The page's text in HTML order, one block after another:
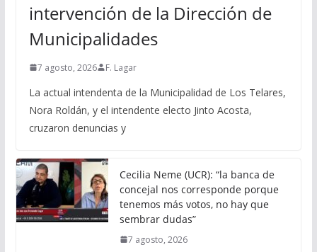
intervención de la Dirección de
Municipalidades
7 agosto, 2026 F. Lagar
La actual intendenta de la Municipalidad de Los Telares,
Nora Roldán, y el intendente electo Jinto Acosta,
cruzaron denuncias y
Cecilia Neme (UCR): “la banca de
concejal nos corresponde porque
tenemos más votos, no hay que
sembrar dudas”
7 agosto, 2026